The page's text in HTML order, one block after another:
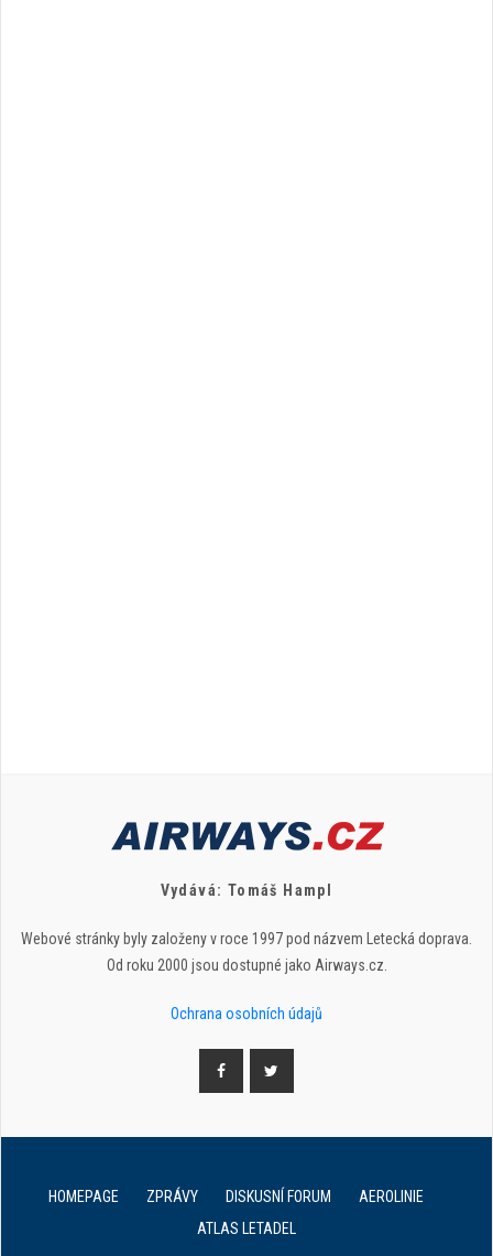
Vydává: Tomáš Hampl
Webové stránky byly založeny v roce 1997 pod názvem Letecká doprava.
Od roku 2000 jsou dostupné jako Airways.cz.
Ochrana osobních údajů
HOMEPAGE ZPRÁVY DISKUSNÍ FORUM
AEROLINIE
ATLAS LETADEL